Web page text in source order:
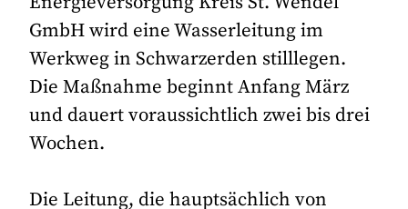
GmbH wird eine Wasserleitung im
Werkweg in Schwarzerden stilllegen.
Die Maßnahme beginnt Anfang März
und dauert voraussichtlich zwei bis drei
Wochen.
Die Leitung, die hauptsächlich von